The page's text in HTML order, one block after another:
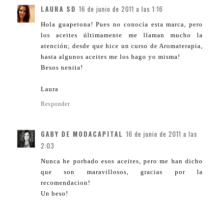
LAURA SD 16 de junio de 2011 a las 1:16
Hola guapetona! Pues no conocía esta marca, pero
los aceites últimamente me llaman mucho la
atención; desde que hice un curso de Aromaterapia,
hasta algunos aceites me los hago yo misma!
Besos nenita!
Laura
Responder
GABY DE MODACAPITAL 16 de junio de 2011 a las
2:03
Nunca he porbado esos aceites, pero me han dicho
que son maravillosos, gracias por la
recomendacion!
Un beso!